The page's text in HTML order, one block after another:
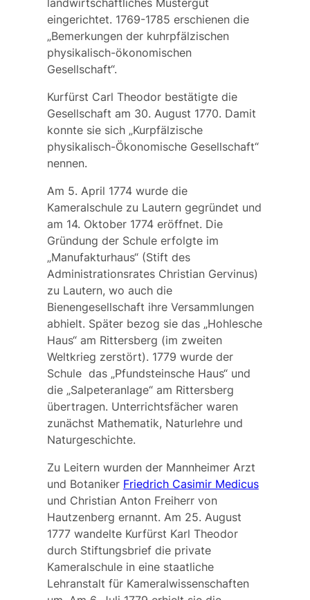
eingerichtet. 1769-1785 erschienen die
„Bemerkungen der kuhrpfälzischen
physikalisch-ökonomischen
Gesellschaft“.
Kurfürst Carl Theodor bestätigte die
Gesellschaft am 30. August 1770. Damit
konnte sie sich „Kurpfälzische
physikalisch-Ökonomische Gesellschaft“
nennen.
Am 5. April 1774 wurde die
Kameralschulezu Lautern gegründet und
am 14. Oktober 1774 eröffnet. Die
Gründung der Schule erfolgte im
„Manufakturhaus“ (Stift des
Administrationsrates Christian Gervinus)
zu Lautern, wo auch die
Bienengesellschaft ihre Versammlungen
abhielt. Später bezog sie das „Hohlesche
Haus“ am Rittersberg (im zweiten
Weltkrieg zerstört). 1779 wurde der
Schule das „Pfundsteinsche Haus“ und
die „Salpeteranlage“ am Rittersberg
übertragen. Unterrichtsfächer waren
zunächst Mathematik, Naturlehre und
Naturgeschichte.
Zu Leitern wurden der Mannheimer Arzt
und Botaniker Friedrich Casimir Medicus
und Christian Anton Freiherr von
Hautzenberg ernannt. Am 25. August
1777 wandelte Kurfürst Karl Theodor
durch Stiftungsbrief die private
Kameralschule in eine staatliche
Lehranstalt für Kameralwissenschaften